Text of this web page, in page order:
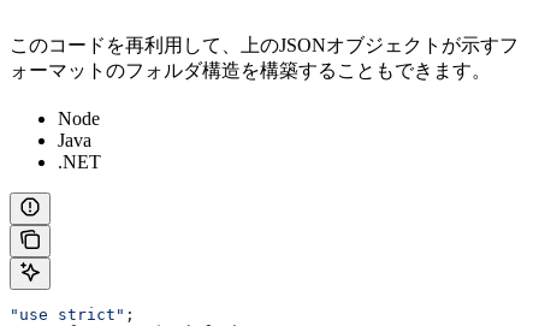
このコードを再利用して、上のJSONオブジェクトが示すフ
ォーマットのフォルダ構造を構築することもできます。
Node
Java
.NET
"use strict" ;